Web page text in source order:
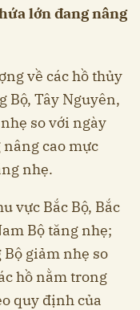
lớn đang nâng
về các hồ thủy
Bộ, Tây Nguyên,
so với ngày
cao mực
nhẹ.
vực Bắc Bộ, Bắc
Bộ tăng nhẹ;
giảm nhẹ so
hồ nằm trong
quy định của